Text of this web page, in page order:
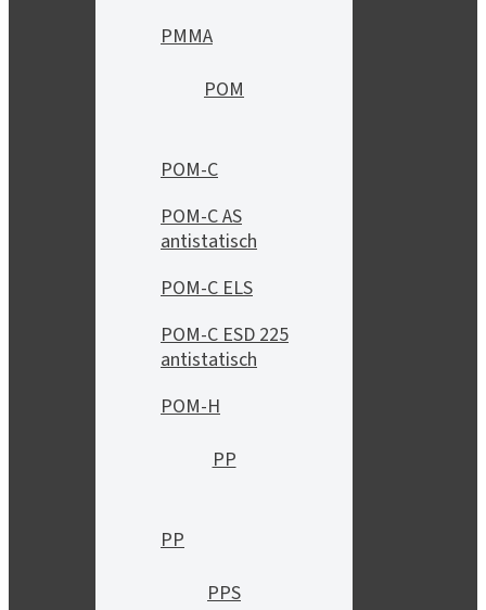
PMMA
POM
POM-C
POM-C AS
antistatisch
POM-C ELS
POM-C ESD 225
antistatisch
POM-H
PP
PP
PPS